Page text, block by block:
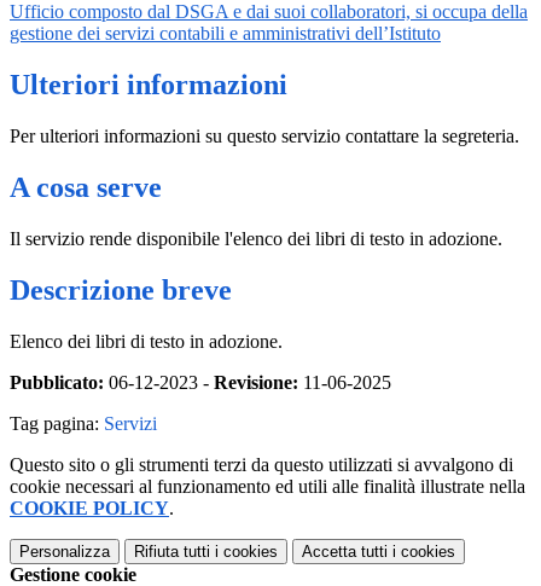
Ufficio composto dal DSGA e dai suoi collaboratori, si occupa della
gestione dei servizi contabili e amministrativi dell’Istituto
Ulteriori informazioni
Per ulteriori informazioni su questo servizio contattare la segreteria.
A cosa serve
Il servizio rende disponibile l'elenco dei libri di testo in adozione.
Descrizione breve
Elenco dei libri di testo in adozione.
Pubblicato: 06-12-2023 - Revisione: 11-06-2025
Tag pagina: Servizi
Questo sito o gli strumenti terzi da questo utilizzati si avvalgono di
cookie necessari al funzionamento ed utili alle finalità illustrate nella
COOKIE POLICY.
Personalizza Rifiuta tutti i cookies Accetta tutti i cookies
Gestione cookie